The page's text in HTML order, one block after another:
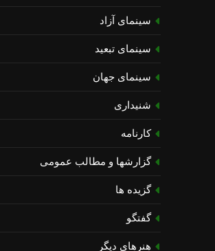
سینمای آزاد
سینمای تبعید
سینمای جهان
شنیداری
کارنامه
گزارشها و مطالب عمومی
گزیده ها
گفتگو
هنرهای دیگر